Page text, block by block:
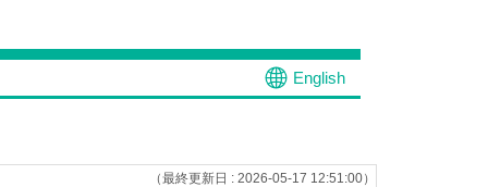
English
（最終更新日 : 2026-05-17 12:51:00）